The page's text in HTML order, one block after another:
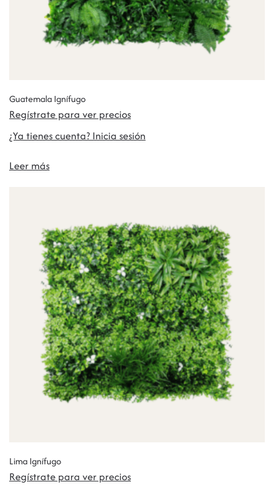
Guatemala Ignífugo
Regístrate para ver precios
¿Ya tienes cuenta? Inicia sesión
Leer más
Lima Ignífugo
Regístrate para ver precios